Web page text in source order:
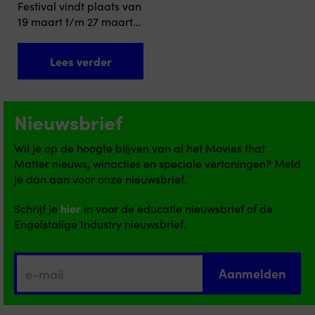
van body horror en
psychodrama...
Festival vindt plaats van
19 maart t/m 27 maart
festival? Negen dagen
lang meer dan 90
urgente films: van kort
tot lang, fictie en
documentaire – films
die raken, inspireren en
aanzetten tot nadenken.
Via thema’s vind je
het...
Lees verder
Nieuwsbrief
Wil je op de hoogte blijven van al het Movies that
Matter nieuws, winacties en speciale vertoningen? Meld
je dan aan voor onze nieuwsbrief.
Schrijf je hier in voor de educatie nieuwsbrief of de
Engelstalige Industry nieuwsbrief.